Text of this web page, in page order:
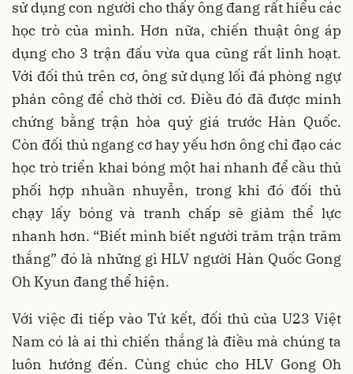
sử dụng con người cho thấy ông đang rất hiểu các
học trò của mình. Hơn nữa, chiến thuật ông áp
dụng cho 3 trận đấu vừa qua cũng rất linh hoạt.
Với đối thủ trên cơ, ông sử dụng lối đá phòng ngự
phản công để chờ thời cơ. Điều đó đã được minh
chứng bằng trận hòa quý giá trước Hàn Quốc.
Còn đối thủ ngang cơ hay yếu hơn ông chỉ đạo các
học trò triển khai bóng một hai nhanh để cầu thủ
phối hợp nhuần nhuyễn, trong khi đó đối thủ
chạy lấy bóng và tranh chấp sẽ giảm thể lực
nhanh hơn. “Biết mình biết người trăm trận trăm
thắng” đó là những gì HLV người Hàn Quốc Gong
Oh Kyun đang thể hiện.
Với việc đi tiếp vào Tứ kết, đối thủ của U23 Việt
Nam có là ai thì chiến thắng là điều mà chúng ta
luôn hướng đến. Cùng chúc cho HLV Gong Oh